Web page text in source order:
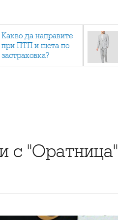
Какво да направите
при ПТП и щета по
застраховка?
с "Оратница"